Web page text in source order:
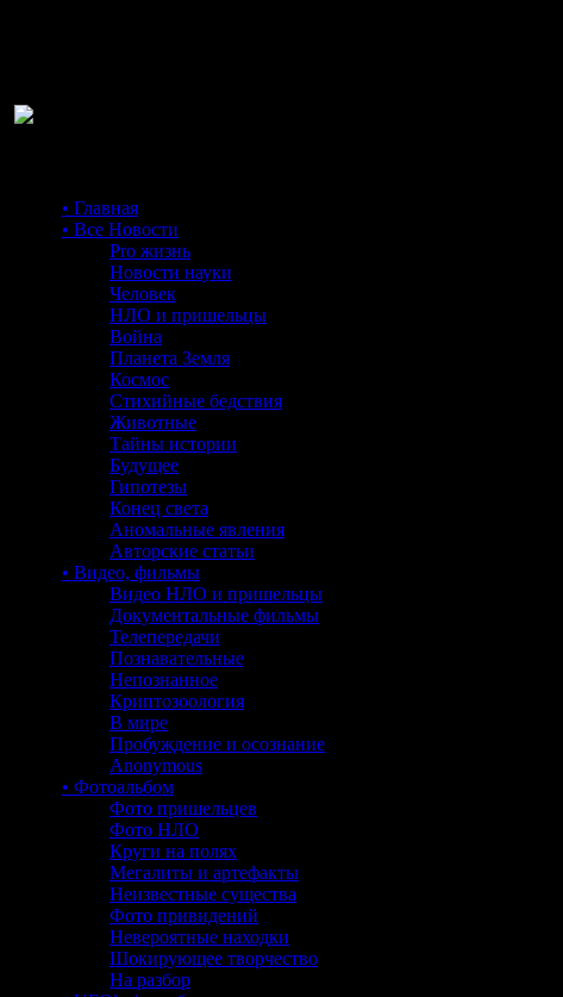
• Главная
• Все Новости
Pro жизнь
Новости науки
Человек
НЛО и пришельцы
Война
Планета Земля
Космос
Стихийные бедствия
Животные
Тайны истории
Будущее
Гипотезы
Конец света
Аномальные явления
Авторские статьи
• Видео, фильмы
Видео НЛО и пришельцы
Документальные фильмы
Телепередачи
Познавательные
Непознанное
Криптозоология
В мире
Пробуждение и осознание
Anonymous
• Фотоальбом
Фото пришельцев
Фото НЛО
Круги на полях
Мегалиты и артефакты
Неизвестные существа
Фото привидений
Невероятные находки
Шокирующее творчество
На разбор